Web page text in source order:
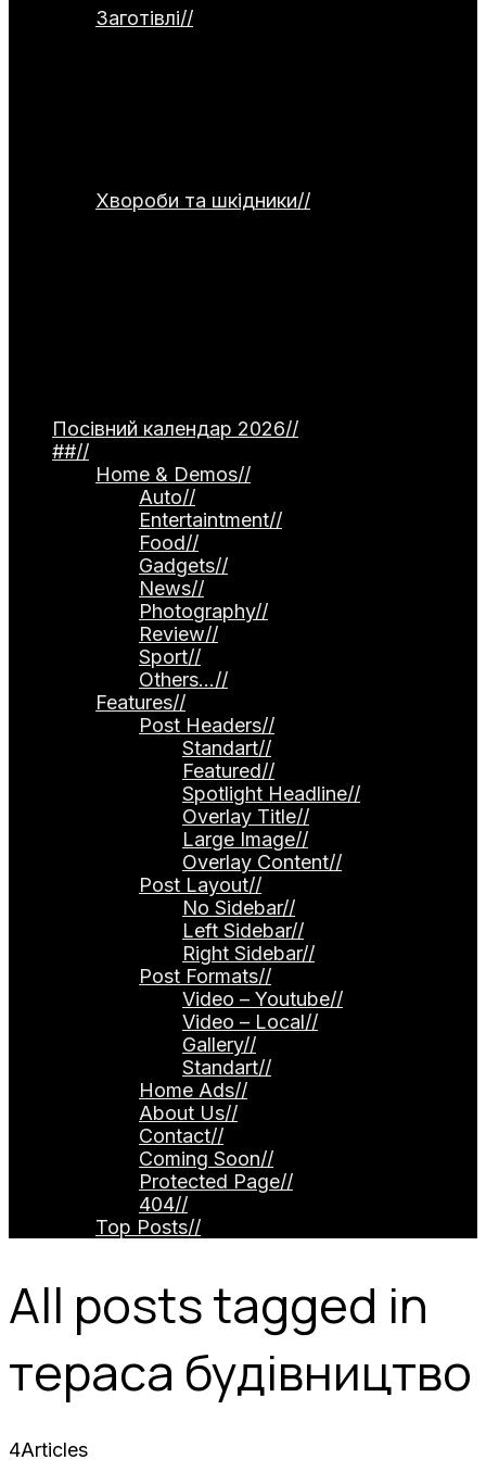
Заготівлі//
Хвороби та шкідники//
Посівний календар 2026//
##//
Home & Demos//
Auto//
Entertaintment//
Food//
Gadgets//
News//
Photography//
Review//
Sport//
Others…//
Features//
Post Headers//
Standart//
Featured//
Spotlight Headline//
Overlay Title//
Large Image//
Overlay Content//
Post Layout//
No Sidebar//
Left Sidebar//
Right Sidebar//
Post Formats//
Video – Youtube//
Video – Local//
Gallery//
Standart//
Home Ads//
About Us//
Contact//
Coming Soon//
Protected Page//
404//
Top Posts//
All posts tagged in
тераса будівництво
4Articles